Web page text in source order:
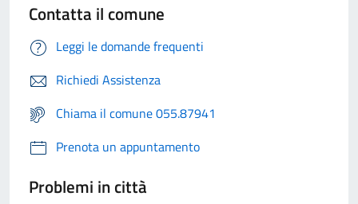
Contatta il comune
Leggi le domande frequenti
Richiedi Assistenza
Chiama il comune 055.87941
Prenota un appuntamento
Problemi in città